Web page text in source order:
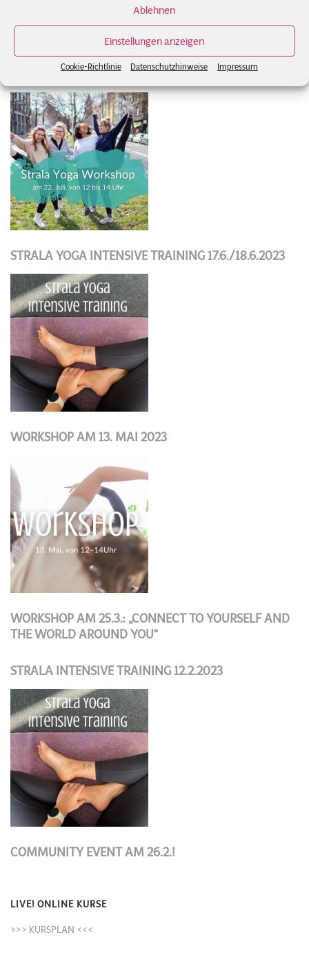
Ablehnen
Einstellungen anzeigen
Cookie-Richtlinie Datenschutzhinweise Impressum
WORKSHOP AM 22. JULI 2023
STRALA YOGA INTENSIVE TRAINING 17.6./18.6.2023
WORKSHOP AM 13. MAI 2023
WORKSHOP AM 25.3.: „CONNECT TO YOURSELF AND
THE WORLD AROUND YOU“
STRALA INTENSIVE TRAINING 12.2.2023
COMMUNITY EVENT AM 26.2.!
LIVE! ONLINE KURSE
>>> KURSPLAN <<<